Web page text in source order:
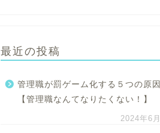
最近の投稿
管理職が罰ゲーム化する５つの原因
【管理職なんてなりたくない！】
2024年6